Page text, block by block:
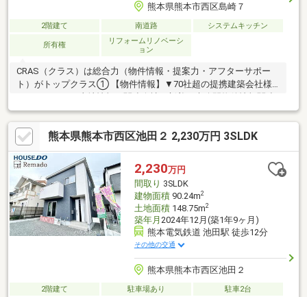
熊本県熊本市西区島崎７
2階建て 南道路 システムキッチン
所有権
リフォームリノベーシ
ョン
CRAS（クラス）は総合力（物件情報・提案力・アフターサポー
ト）がトップクラス① 【物件情報】▼70社超の提携建築会社様
モデルハウスや土地情報▼関連会社の新着・未公開物件情報関連
会社にグッドバイバイやいえコレ等② 【提案力】▼住宅ローン
提携金融機関が多数▼後悔しないためのライフプランシミュレー
ション家計の見直しのプロのFPが在籍③ 【アフターサポート】
▼税金面等のアドバイス資金贈与や住宅ローン控除等▼お引渡し
後の対応お引渡し後のリフォームもお任せ！将来的な売却・賃貸
等の運用をサポート！
熊本県熊本市西区池田２ 2,230万円 3SLDK
2,230万円
間取り 3SLDK
建物面積90.24m2
土地面積148.75m2
築年月 2024年12月(築1年9ヶ月)
熊本電気鉄道 池田駅 徒歩12分
その他の交通
熊本県熊本市西区池田２
2階建て 駐車場あり
駐車2台